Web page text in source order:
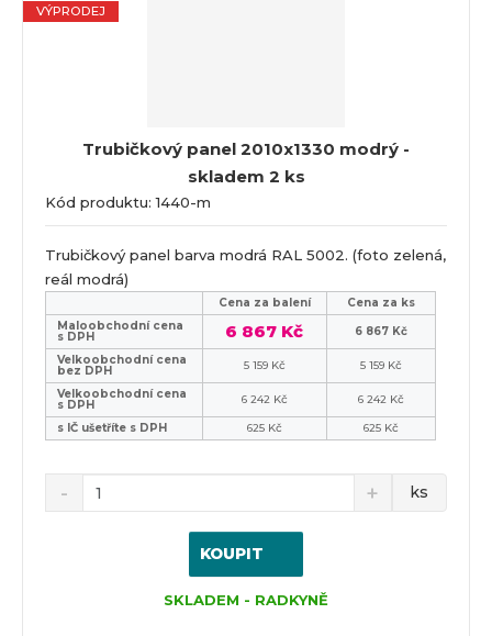
Trubičkový panel 2010x1330 modrý -
skladem 2 ks
Kód produktu: 1440-m
VÝPRODEJ
Trubičkový panel barva modrá RAL 5002. (foto zelená,
reál modrá)
Cena za balení
Cena za ks
Maloobchodní cena
s DPH 6 867 Kč
6 867 Kč
Velkoobchodní cena
bez DPH 5 159 Kč
5 159 Kč
Velkoobchodní cena
s DPH 6 242 Kč
6 242 Kč
s IČ ušetříte s DPH
625 Kč 625 Kč
ks
KOUPIT
SKLADEM - RADKYNĚ